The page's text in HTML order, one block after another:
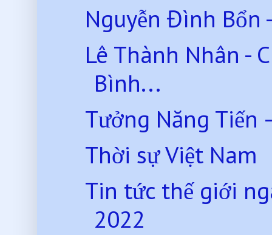
Nguyễn Đình Bổn
Lê Thành Nhân -
Bình...
Tưởng Năng Tiến
Thời sự Việt Nam
Tin tức thế giới
2022